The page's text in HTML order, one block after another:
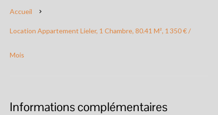
Accueil
Location Appartement Lieler, 1 Chambre, 80.41 M², 1 350 € /
Mois
Informations complémentaires